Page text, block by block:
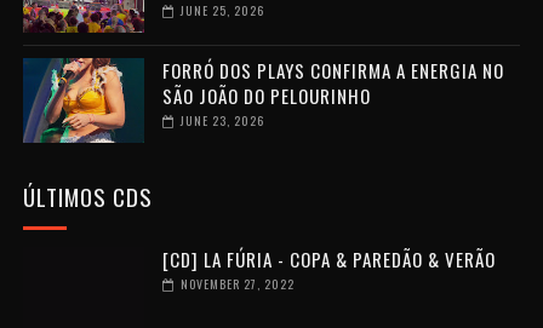
JUNE 25, 2026
FORRÓ DOS PLAYS CONFIRMA A ENERGIA NO
SÃO JOÃO DO PELOURINHO
JUNE 23, 2026
ÚLTIMOS CDS
[CD] LA FÚRIA - COPA & PAREDÃO & VERÃO
NOVEMBER 27, 2022